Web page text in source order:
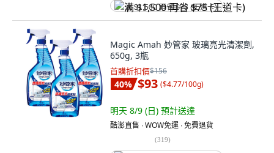
满 $1,500 再省 $75 (王道卡)
Magic Amah 妙管家 玻璃亮光清潔劑,
650g, 3瓶
首購折扣價$156
40% $93 ($4.77/100g)
明天 8/9 (日) 預計送達
酷澎直售 ∙ WOW免運 ∙ 免費退貨
(319)